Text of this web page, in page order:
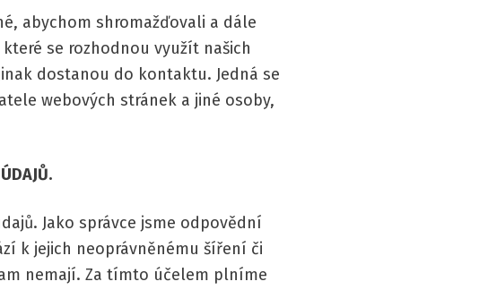
abychom shromažďovali a dále
se rozhodnou využít našich
dostanou do kontaktu. Jedná se
webových stránek a jiné osoby,
Jako správce jsme odpovědní
k jejich neoprávněnému šíření či
nemají. Za tímto účelem plníme